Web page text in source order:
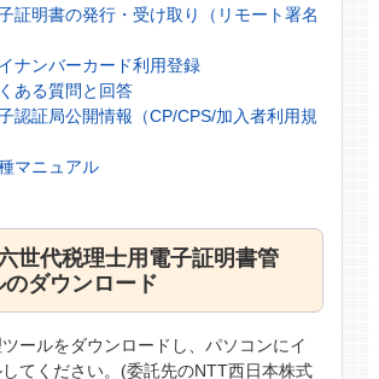
子証明書の発行・受け取り（リモート署名
イナンバーカード利用登録
くある質問と回答
子認証局公開情報（CP/CPS/加入者利用規
マニュアル
六世代税理士用電子証明書管
ダウンロード
ールをダウンロードし、パソコンにイ
てください。(委託先のNTT西日本株式